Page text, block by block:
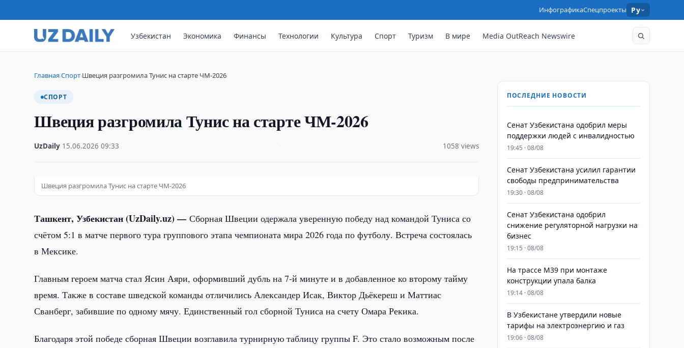
ИнфографикаСпецпроекты Ру
Узбекистан Экономика Финансы Технологии Культура Спорт Туризм В мире Media OutReach Newswire
Главная›Спорт›Швеция разгромила Тунис на старте ЧМ-2026
СПОРТ
Швеция разгромила Тунис на старте ЧМ-2026
UzDaily 15.06.2026 ·09:33 1058 views
Швеция разгромила Тунис на старте ЧМ-2026
Ташкент, Узбекистан (UzDaily.uz) —Сборная Швеции одержала уверенную победу над командой Туниса со
счётом 5:1 в матче первого тура группового этапа чемпионата мира 2026 года по футболу. Встреча состоялась
в Мексике.
Главным героем матча стал Ясин Аяри, оформивший дубль на 7-й минуте и в добавленное ко второму тайму
время. Также в составе шведской команды отличились Александер Исак, Виктор Дьёкереш и Маттиас
Сванберг, забившие по одному мячу. Единственный гол сборной Туниса на счету Омара Рекика.
Благодаря этой победе сборная Швеции возглавила турнирную таблицу группы F. Это стало возможным после
ПОСЛЕДНИЕ НОВОСТИ
Сенат Узбекистана одобрил меры
поддержки людей с инвалидностью
19:45 · 08/08
Сенат Узбекистана усилил гарантии
свободы предпринимательства
19:30 · 08/08
Сенат Узбекистана одобрил
снижение регуляторной нагрузки на
бизнес
19:15 · 08/08
На трассе M39 при монтаже
конструкции упала балка
19:14 · 08/08
В Узбекистане утвердили новые
тарифы на электроэнергию и газ
19:06 · 08/08